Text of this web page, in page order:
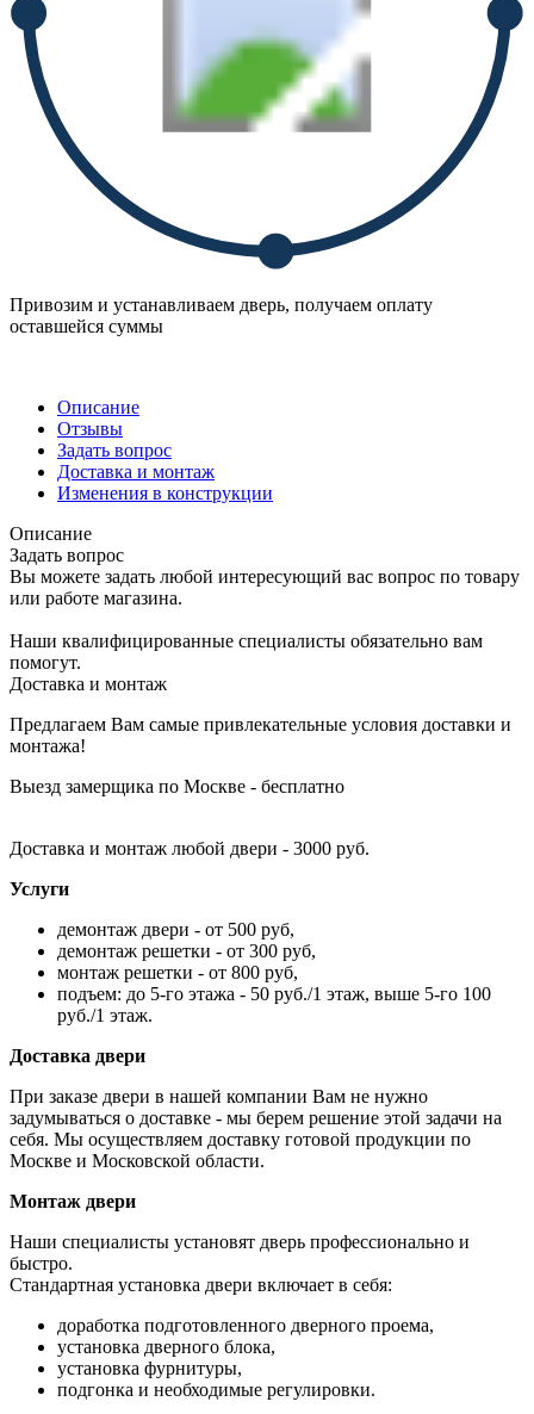
Привозим и устанавливаем дверь, получаем оплату
оставшейся суммы
Описание
Отзывы
Задать вопрос
Доставка и монтаж
Изменения в конструкции
Описание
Задать вопрос
Вы можете задать любой интересующий вас вопрос по товару
или работе магазина.
Наши квалифицированные специалисты обязательно вам
помогут.
Доставка и монтаж
Предлагаем Вам самые привлекательные условия доставки и
монтажа!
Выезд замерщика по Москве - бесплатно
Доставка и монтаж любой двери - 3000 руб.
Услуги
демонтаж двери - от 500 руб,
демонтаж решетки - от 300 руб,
монтаж решетки - от 800 руб,
подъем: до 5-го этажа - 50 руб./1 этаж, выше 5-го 100
руб./1 этаж.
Доставка двери
При заказе двери в нашей компании Вам не нужно
задумываться о доставке - мы берем решение этой задачи на
себя. Мы осуществляем доставку готовой продукции по
Москве и Московской области.
Монтаж двери
Наши специалисты установят дверь профессионально и
быстро.
Стандартная установка двери включает в себя:
доработка подготовленного дверного проема,
установка дверного блока,
установка фурнитуры,
подгонка и необходимые регулировки.